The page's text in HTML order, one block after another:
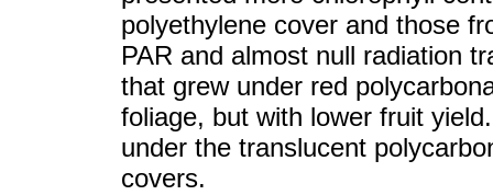
polyethylene cover and those
PAR and almost null radiation
that grew under red
foliage, but with lower fruit
under the translucent
covers.